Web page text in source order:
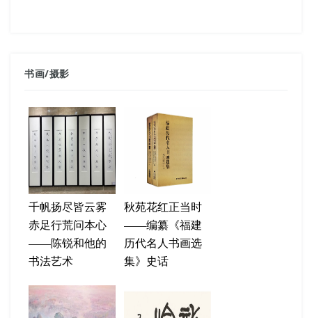
书画/摄影
千帆扬尽皆云雾
赤足行荒问本心
——陈锐和他的
书法艺术
秋苑花红正当时
——编纂《福建
历代名人书画选
集》史话